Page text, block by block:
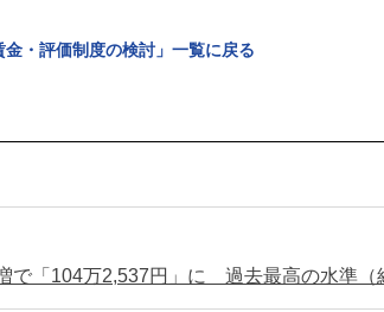
金・評価制度の検討」一覧に戻る